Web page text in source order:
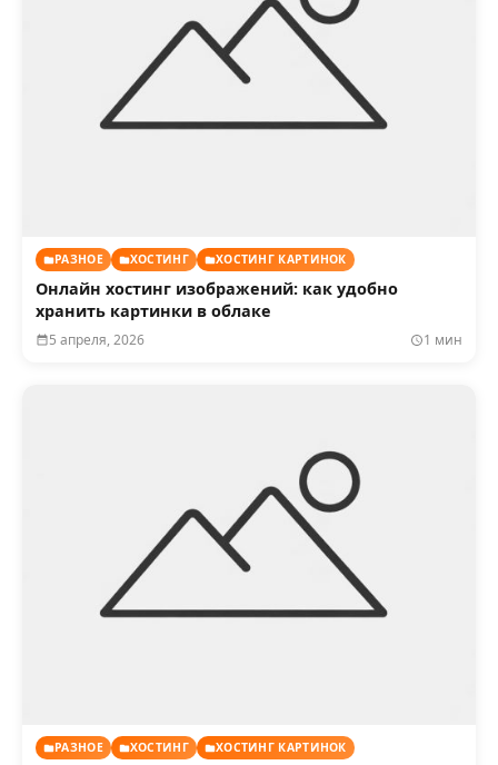
РАЗНОЕ ХОСТИНГ ХОСТИНГ КАРТИНОК
Онлайн хостинг изображений: как удобно
хранить картинки в облаке
5 апреля, 2026 1 мин
РАЗНОЕ ХОСТИНГ ХОСТИНГ КАРТИНОК